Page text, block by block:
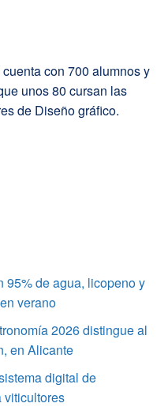
con 700 alumnos y
unos 80 cursan las
de Diseño gráfico.
95% de agua, licopeno y
verano
2026 distingue al
en Alicante
digital de
viticultores